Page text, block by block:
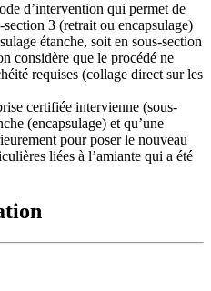
d’intervention qui permet de
3 (retrait ou encapsulage)
étanche, soit en sous-section
considère que le procédé ne
requises (collage direct sur les
certifiée intervienne (sous-
(encapsulage) et qu’une
pour poser le nouveau
liées à l’amiante qui a été